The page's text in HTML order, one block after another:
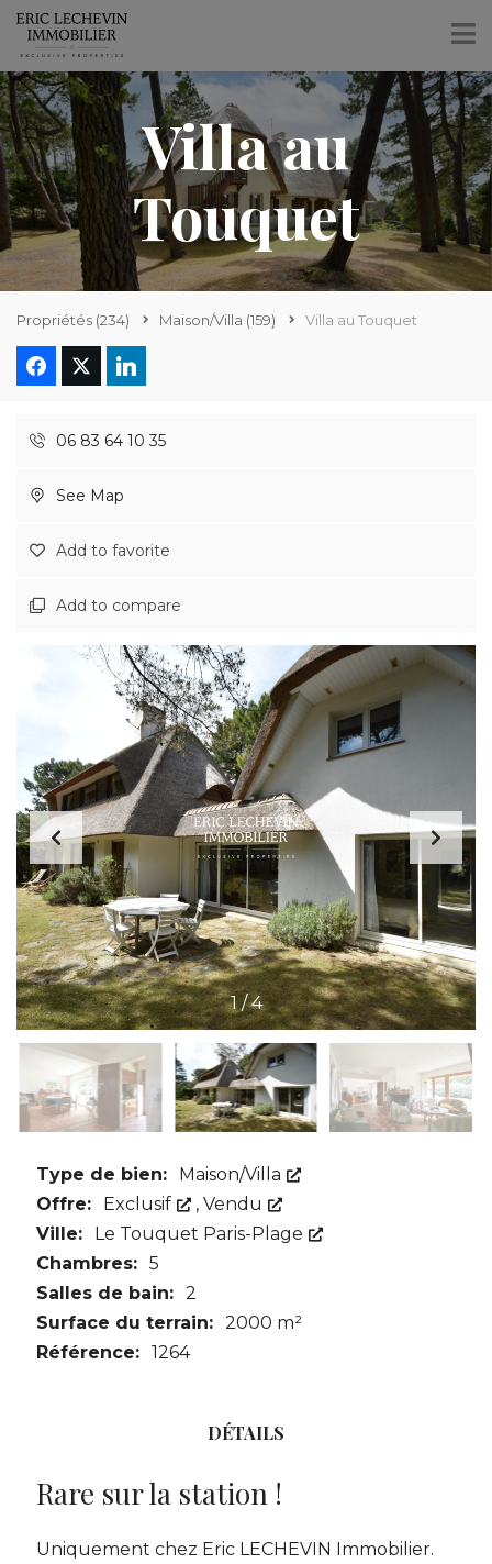
Villa au
Touquet
Propriétés (234) Maison/Villa (159) Villa au Touquet
06 83 64 10 35
See Map
Add to favorite
Add to compare
1/4
Type de bien:
Maison/Villa
Offre:
Exclusif , Vendu
Ville:
Le Touquet Paris-Plage
Chambres: 5
Salles de bain: 2
Surface du terrain: 2000 m²
Référence: 1264
DÉTAILS
Rare sur la station !
Uniquement chez Eric LECHEVIN Immobilier.